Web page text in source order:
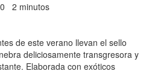
2 minutos
de este verano llevan el sello
deliciosamente transgresora y
Elaborada con exóticos